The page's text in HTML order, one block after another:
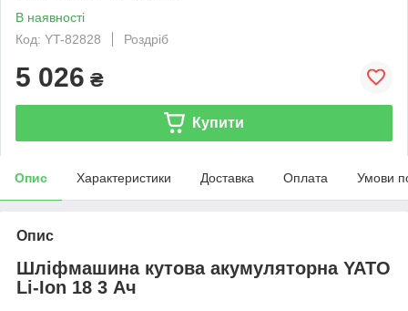
В наявності
Код: YT-82828
Роздріб
5 026 ₴
Купити
Опис Характеристики Доставка Оплата Умови
Опис
Шліфмашина кутова акумуляторна YATO
Li-Ion 18 3 Ач